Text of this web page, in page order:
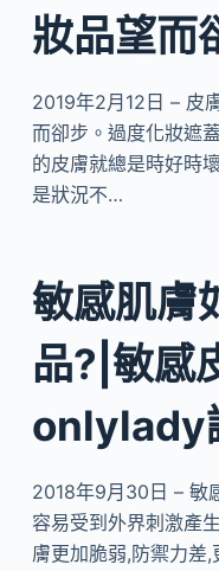
妝品望而
2019年2月12日 – 皮
而卻步。過度化妝遮
的皮膚就總是時好時
是狀況不…
敏感肌膚
品?|敏感
onlylady
2018年9月30日 – 敏
容易受到外界刺激產
膚更加脆弱,防禦力差